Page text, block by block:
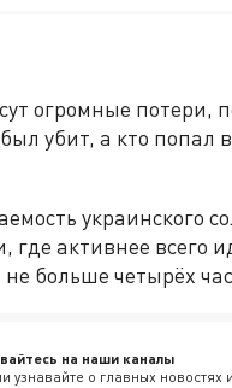
огромные потери,
убит, а кто попал
украинского
активнее всего
больше четырёх
на наши каналы
узнавайте о главных